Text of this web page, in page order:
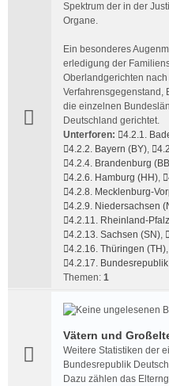
Spektrum der in der
Organe.
Ein besonderes
erledigung der
Oberlandgerichten
Verfahrensgegenstand,
die einzelnen
Deutschland gerichtet.
Unterforen:
4.2.1.
4.2.2. Bayern (BY),
4.2.4. Brandenburg
4.2.6. Hamburg (HH),
4.2.8. Mecklenburg-
4.2.9. Niedersachsen
4.2.11. Rheinland-
4.2.13. Sachsen (SN),
4.2.16. Thüringen (TH),
4.2.17.
Themen: 1
Vätern und
Weitere Statistiken der
Bundesrepublik
Dazu zählen das